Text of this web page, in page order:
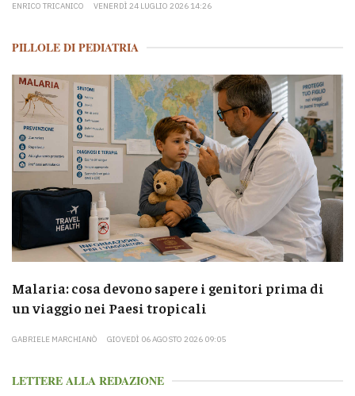
ENRICO TRICANICO VENERDÌ 24 LUGLIO 2026 14:26
PILLOLE DI PEDIATRIA
Malaria: cosa devono sapere i genitori prima di
un viaggio nei Paesi tropicali
GABRIELE MARCHIANÒ GIOVEDÌ 06 AGOSTO 2026 09:05
LETTERE ALLA REDAZIONE